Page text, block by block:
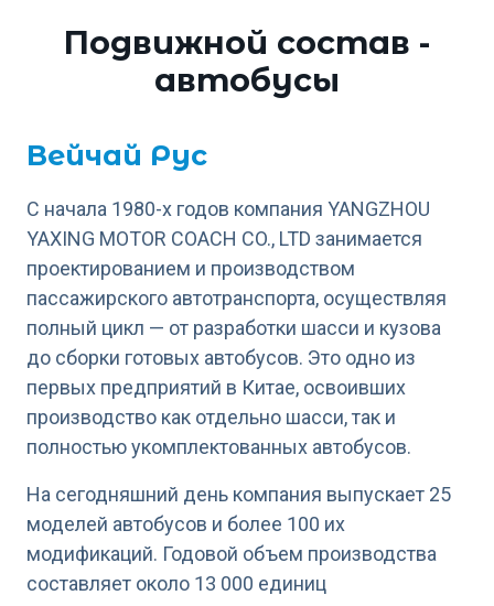
Подвижной состав -
автобусы
Вейчай Рус
С начала 1980-х годов компания YANGZHOU
YAXING MOTOR COACH CO., LTD занимается
проектированием и производством
пассажирского автотранспорта, осуществляя
полный цикл — от разработки шасси и кузова
до сборки готовых автобусов. Это одно из
первых предприятий в Китае, освоивших
производство как отдельно шасси, так и
полностью укомплектованных автобусов.
На сегодняшний день компания выпускает 25
моделей автобусов и более 100 их
модификаций. Годовой объем производства
составляет около 13 000 единиц